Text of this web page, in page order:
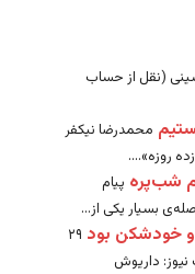
(نقل از حساب
محمدرضا نیکفر
روزه»....
شب‌پره پیام
بسیار یکی از...
و خودشکن بود ۲۹
نیوز: داریوش